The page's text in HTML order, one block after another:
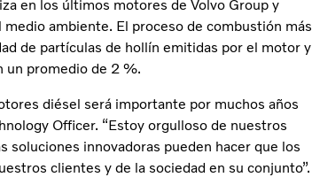
en los últimos motores de Volvo Group y
ambiente. El proceso de combustión más
de partículas de hollín emitidas por el motor y
un promedio de 2 %.
diésel será importante por muchos años
Officer. “Estoy orgulloso de nuestros
soluciones innovadoras pueden hacer que los
clientes y de la sociedad en su conjunto”.